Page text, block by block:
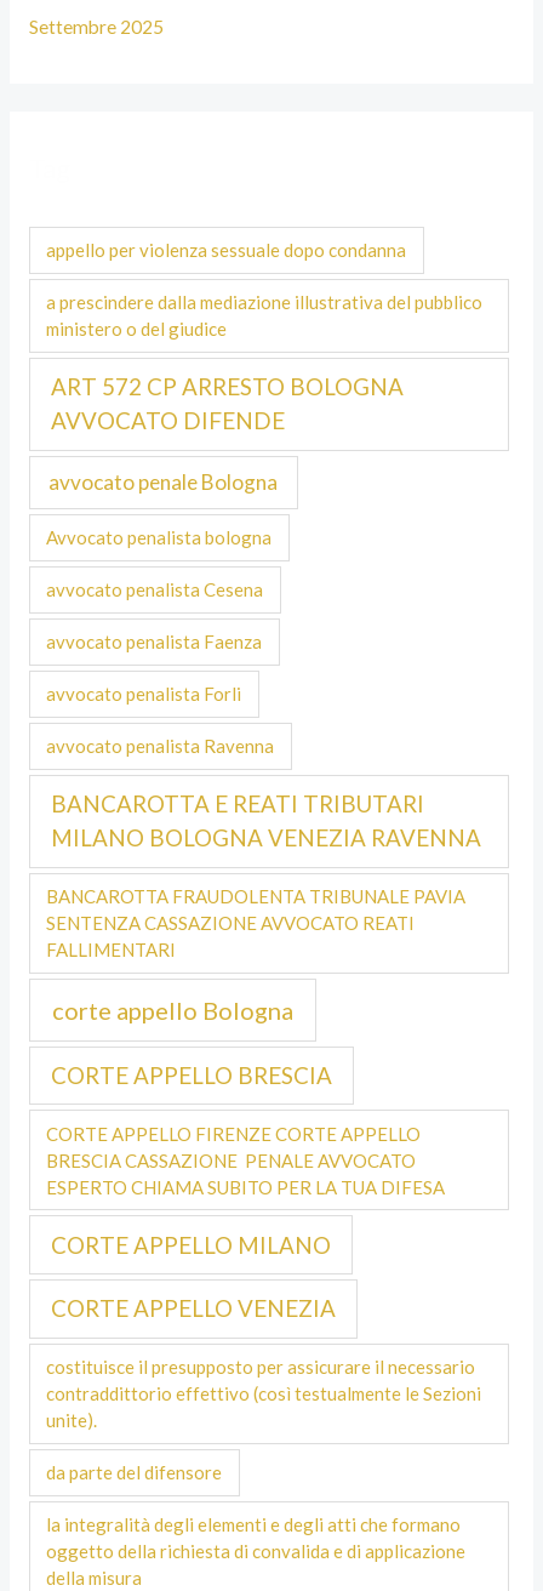
Settembre 2025
appello per violenza sessuale dopo condanna
a prescindere dalla mediazione illustrativa del pubblico
ministero o del giudice
ART 572 CP ARRESTO BOLOGNA
AVVOCATO DIFENDE
avvocato penale Bologna
Avvocato penalista bologna
avvocato penalista Cesena
avvocato penalista Faenza
avvocato penalista Forli
avvocato penalista Ravenna
BANCAROTTA E REATI TRIBUTARI
MILANO BOLOGNA VENEZIA RAVENNA
BANCAROTTA FRAUDOLENTA TRIBUNALE PAVIA
SENTENZA CASSAZIONE AVVOCATO REATI
FALLIMENTARI
corte appello Bologna
CORTE APPELLO BRESCIA
CORTE APPELLO FIRENZE CORTE APPELLO
BRESCIA CASSAZIONE PENALE AVVOCATO
ESPERTO CHIAMA SUBITO PER LA TUA DIFESA
CORTE APPELLO MILANO
CORTE APPELLO VENEZIA
costituisce il presupposto per assicurare il necessario
contraddittorio effettivo (così testualmente le Sezioni
unite).
da parte del difensore
la integralità degli elementi e degli atti che formano
oggetto della richiesta di convalida e di applicazione
della misura